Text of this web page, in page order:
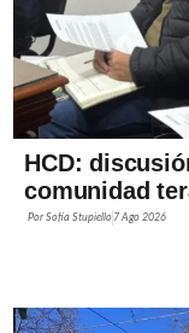
HCD:
comunidad
PorSofía Stupiello 7 Ago 2026